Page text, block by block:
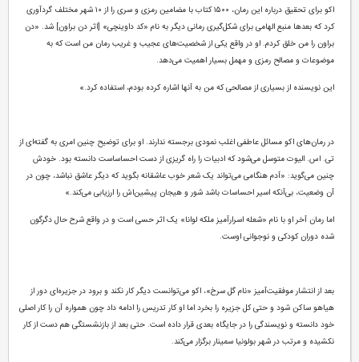
اکو برای تحقیق درباره این رمان، ۱۵۰۰ کتاب با مضامین رمزی و سری را از ۱۰ شهر مختلف گردآوری
کرد که بعدها منبع الهامی برای شکل‌گیری رمانی دیگر به نام «کد داوینچی» [اثر دن براون] شد. «دن
براون را من خلق کردم. او در واقع یکی از شخصیت‌های عجیب و غریب رمان من است که به
موضوعات و مصالح رمزی و مهمل بسیار اهمیت می‌دهد.
این نویسنده از بسیاری از مصالحی که من به آنها اشاره کرده بودم، استفاده کرد.»
در رمان‌های اکو مسائل عاطفی اغلب نمودی برجسته ندارند. او برای توضیح چنین امری به گفته‌ای از
تی. ‌اس. الیوت متوسل می‌شود که ادبیات را راه‌ گریزی از دست احساساست دانسته بود. خودش
چنین می‌گوید: «آدم هنگامی می‌تواند یک شعر خوب عاشقانه بگوید که دیگر عاشق نباشد، چون در
آن وضعیت، بی‌آنکه اسیر احساسات باشد شور و هیجان پیشین‌اش را ارزیابی می‌کند.»
اما رمان آخر او با نام «شعله اسرارآمیز ملکه لوانا» یک اثر حسی است و در واقع شرح حال دگرگون
شده دوران کودکی و نوجوانی اوست.
بعد از انتشار موفقیت‌آمیز «نام گل سرخ»، اکو می‌توانست دیگر کار نکند و برود در جزیره‌ای دور از
هیاهو ساکن شود و حتی کل جزیره را بخرد اما او کار تدریس را ادامه داد چون همواره آن را کار اصلی
خود دانسته و نویسندگی را در جایگاه بعدی قرار داده است. حتی بعد از بازنشستگی هم دست از کار
نکشیده و مرتب در شهر بولونیا سمینار برگزار می‌کند.